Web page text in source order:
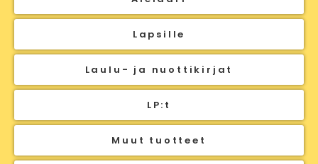
Lapsille
Laulu- ja nuottikirjat
LP:t
Muut tuotteet